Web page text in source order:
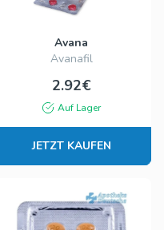
Avana
Avanafil
2.92€
Auf Lager
JETZT KAUFEN